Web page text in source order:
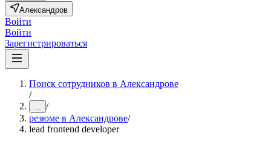
Александров
Войти
Войти
Зарегистрироваться
Поиск сотрудников в Александрове
/
... /
резюме в Александрове/
lead frontend developer